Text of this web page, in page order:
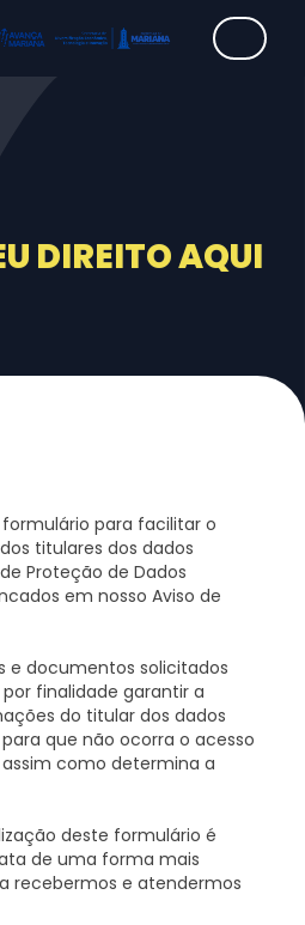
DIREITO AQUI
para facilitar o
titulares dos dados
Proteção de Dados
em nosso Aviso de
e documentos solicitados
finalidade garantir a
do titular dos dados
que não ocorra o acesso
como determina a
deste formulário é
de uma forma mais
recebermos e atendermos